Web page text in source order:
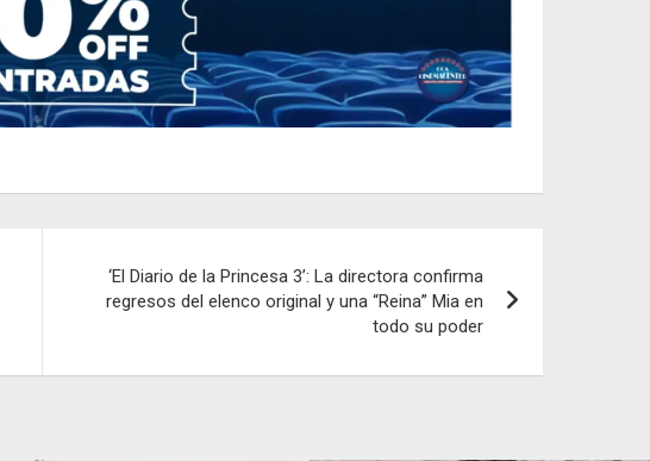
‘El Diario de la Princesa 3’: La directora confirma
regresos del elenco original y una “Reina” Mia en
todo su poder